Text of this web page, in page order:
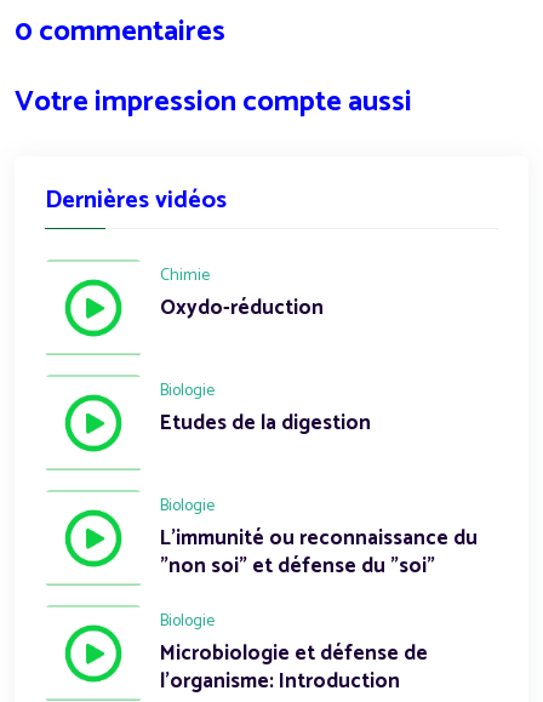
0 commentaires
Votre impression compte aussi
Dernières vidéos
Chimie
Oxydo-réduction
Biologie
Etudes de la digestion
Biologie
L'immunité ou reconnaissance du
"non soi" et défense du "soi"
Biologie
Microbiologie et défense de
l'organisme: Introduction